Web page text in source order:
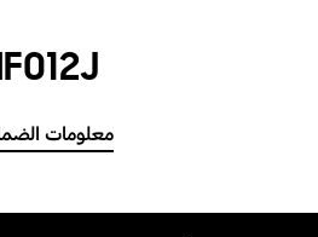
معلومات